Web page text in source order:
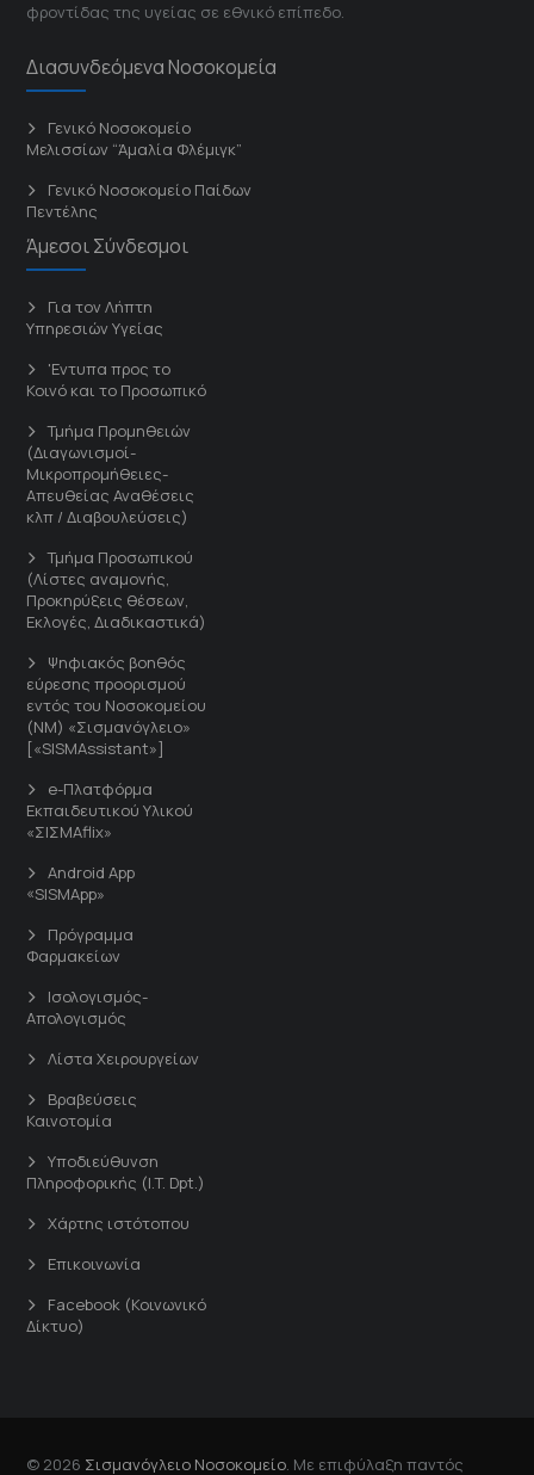
φροντίδας της υγείας σε εθνικό επίπεδο.
Διασυνδεόμενα Νοσοκομεία
Γενικό Νοσοκομείο
Μελισσίων “Άμαλία Φλέμιγκ”
Γενικό Νοσοκομείο Παίδων
Πεντέλης
Άμεσοι Σύνδεσμοι
Για τον Λήπτη
Υπηρεσιών Υγείας
'Εντυπα προς το
Κοινό και το Προσωπικό
Τμήμα Προμηθειών
(Διαγωνισμοί-
Μικροπρομήθειες-
Απευθείας Αναθέσεις
κλπ / Διαβουλεύσεις)
Τμήμα Προσωπικού
(Λίστες αναμονής,
Προκηρύξεις θέσεων,
Εκλογές, Διαδικαστικά)
Ψηφιακός βοηθός
εύρεσης προορισμού
εντός του Νοσοκομείου
(ΝΜ) «Σισμανόγλειο»
[«SISMAssistant»]
e-Πλατφόρμα
Εκπαιδευτικού Υλικού
«ΣΙΣΜΑflix»
Android App
«SISMApp»
Πρόγραμμα
Φαρμακείων
Ισολογισμός-
Απολογισμός
Λίστα Χειρουργείων
Βραβεύσεις
Καινοτομία
Υποδιεύθυνση
Πληροφορικής (I.T. Dpt.)
Χάρτης ιστότοπου
Επικοινωνία
Facebook (Κοινωνικό
Δίκτυο)
© 2026 Σισμανόγλειο Νοσοκομείο . Με επιφύλαξη παντός